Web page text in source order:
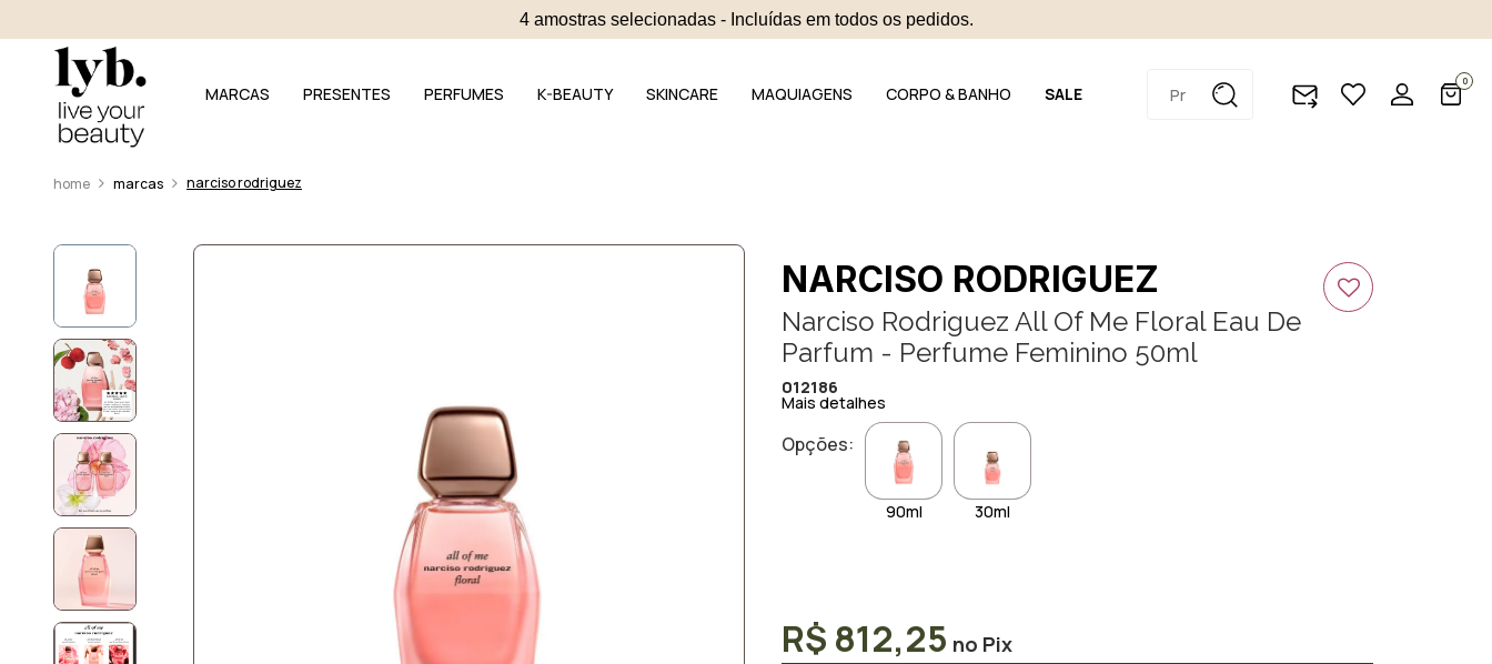
4 amostras selecionadas - Incluídas em todos os pedidos.
MARCAS PRESENTES PERFUMES K-BEAUTY SKINCARE MAQUIAGENS CORPO & BANHO SALE
0
marcas narciso rodriguez
NARCISO RODRIGUEZ
Narciso Rodriguez All Of Me Floral Eau De
Parfum - Perfume Feminino 50ml
012186
Mais detalhes
Opções:
90ml 30ml
R$ 812,25